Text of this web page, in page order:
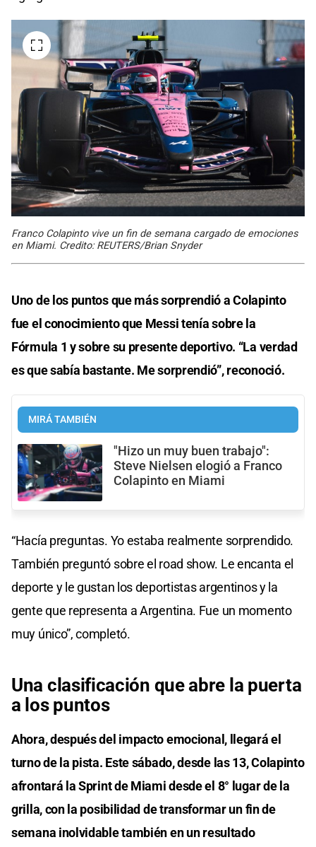
Franco Colapinto vive un fin de semana cargado de emociones
en Miami. Credito: REUTERS/Brian Snyder
Uno de los puntos que más sorprendió a Colapinto
fue el conocimiento que Messi tenía sobre la
Fórmula 1 y sobre su presente deportivo. “La verdad
es que sabía bastante. Me sorprendió”, reconoció.
MIRÁ TAMBIÉN
"Hizo un muy buen trabajo":
Steve Nielsen elogió a Franco
Colapinto en Miami
“Hacía preguntas. Yo estaba realmente sorprendido.
También preguntó sobre el road show. Le encanta el
deporte y le gustan los deportistas argentinos y la
gente que representa a Argentina. Fue un momento
muy único”, completó.
Una clasificación que abre la puerta
a los puntos
Ahora, después del impacto emocional, llegará el
turno de la pista. Este sábado, desde las 13, Colapinto
afrontará la Sprint de Miami desde el 8° lugar de la
grilla, con la posibilidad de transformar un fin de
semana inolvidable también en un resultado